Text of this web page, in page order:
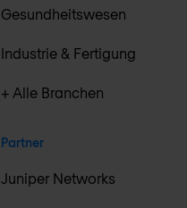
Gesundheitswesen
Industrie & Fertigung
+ Alle Branchen
Partner
Juniper Networks